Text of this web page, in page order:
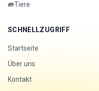
Tiere
SCHNELLZUGRIFF
Startseite
Über uns
Kontakt